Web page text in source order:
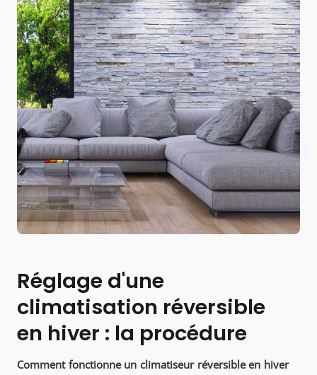
Réglage d'une
climatisation réversible
en hiver : la procédure
Comment fonctionne un climatiseur réversible en hiver